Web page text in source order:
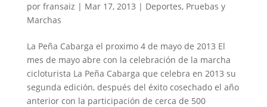
por fransaiz | Mar 17, 2013 | Deportes, Pruebas y
Marchas
La Peña Cabarga el proximo 4 de mayo de 2013 El
mes de mayo abre con la celebración de la marcha
cicloturista La Peña Cabarga que celebra en 2013 su
segunda edición, después del éxito cosechado el año
anterior con la participación de cerca de 500